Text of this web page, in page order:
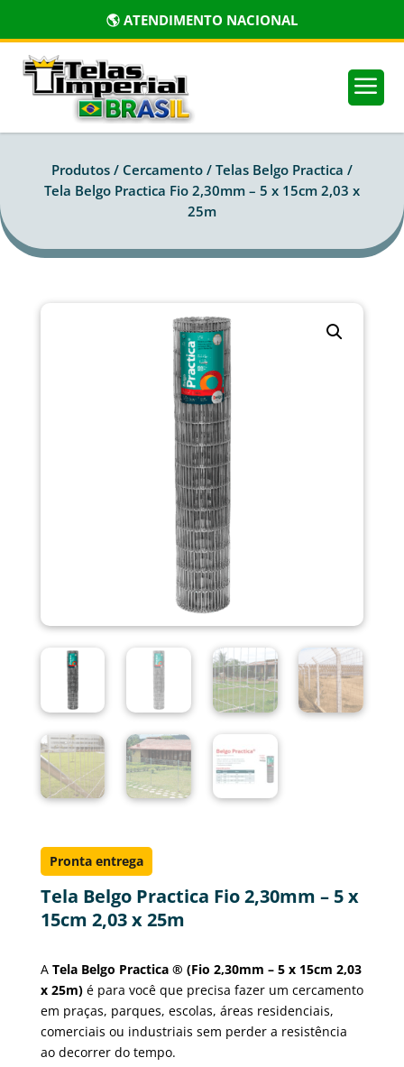
🌎 ATENDIMENTO NACIONAL
a
Produtos / Cercamento/ Telas Belgo Practica /
Tela Belgo Practica Fio 2,30mm – 5 x 15cm 2,03 x
25m
Pronta entrega
Tela Belgo Practica Fio 2,30mm – 5 x
15cm 2,03 x 25m
A Tela Belgo Practica ® (Fio 2,30mm – 5 x 15cm 2,03
x 25m)é para você que precisa fazer um cercamento
em praças, parques, escolas, áreas residenciais,
comerciais ou industriais sem perder a resistência
ao decorrer do tempo.